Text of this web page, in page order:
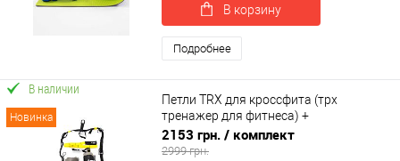
В корзину
Подробнее
Новинка
В наличии
Петли TRX для кроссфита (трх
тренажер для фитнеса) +
гравитационные ботинки для турника
OSPORT Set 55 (n-0085)
2153 грн. / комплект
2999 грн.